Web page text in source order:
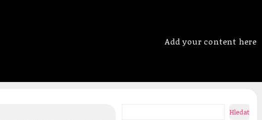
Add your content here
Hledat